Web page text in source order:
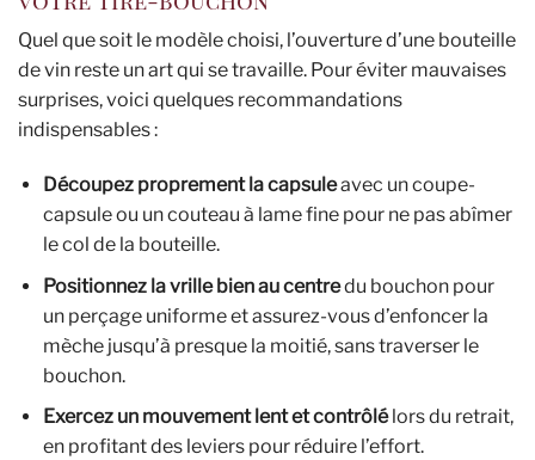
Quel que soit le modèle choisi, l’ouverture d’une bouteille
de vin reste un art qui se travaille. Pour éviter mauvaises
surprises, voici quelques recommandations
indispensables :
Découpez proprement la capsuleavec un coupe-
capsule ou un couteau à lame fine pour ne pas abîmer
le col de la bouteille.
Positionnez la vrille bien au centredu bouchon pour
un perçage uniforme et assurez-vous d’enfoncer la
mèche jusqu’à presque la moitié, sans traverser le
bouchon.
Exercez un mouvement lent et contrôlélors du retrait,
en profitant des leviers pour réduire l’effort.